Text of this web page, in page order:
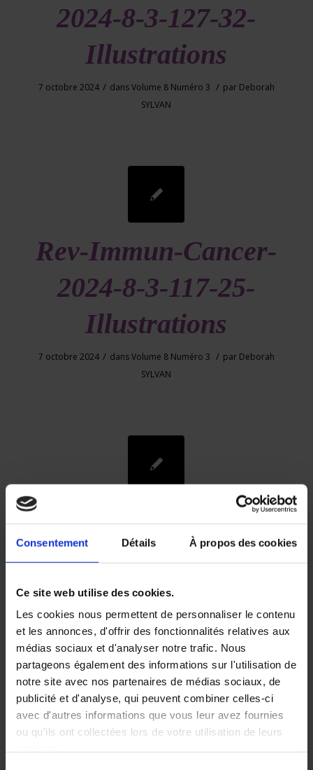
Consentement Détails À propos des cookies
Ce site web utilise des cookies.
Les cookies nous permettent de personnaliser le contenu
et les annonces, d'offrir des fonctionnalités relatives aux
médias sociaux et d'analyser notre trafic. Nous
partageons également des informations sur l'utilisation de
notre site avec nos partenaires de médias sociaux, de
publicité et d'analyse, qui peuvent combiner celles-ci
avec d'autres informations que vous leur avez fournies
ou qu'ils ont collectées lors de votre utilisation de leurs
2024-8-3-127-32-
Illustrations
7 octobre 2024 / dansVolume 8 Numéro 3 / par Deborah
SYLVAN
Rev-Immun-Cancer-
2024-8-3-117-25-
Illustrations
7 octobre 2024 / dansVolume 8 Numéro 3 / par Deborah
SYLVAN
Rev-Immun-Cancer-
2024-8-3-105-16-
Illustrations
/ dans Volume 8 Numéro 3 / parDeborah
SYLVAN